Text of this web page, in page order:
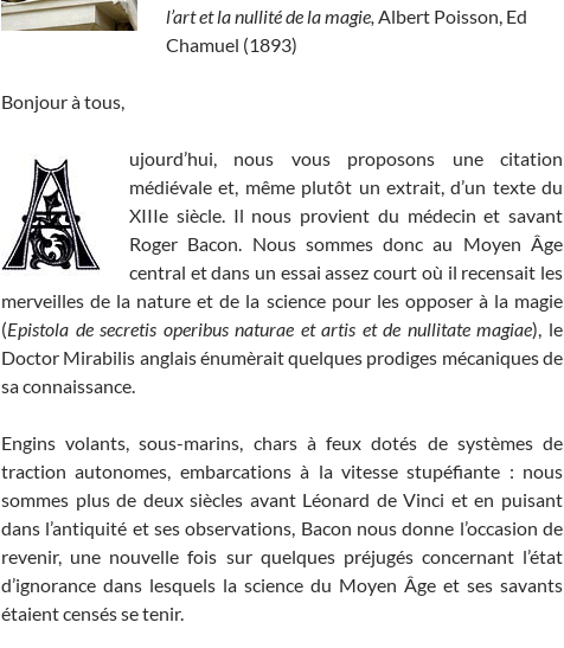
l’art et la nullité de la magie, Albert Poisson, Ed
Chamuel (1893)
Bonjour à tous,
ujourd’hui, nous vous proposons une citation
médiévale et, même plutôt un extrait, d’un texte du
XIIIe siècle. Il nous provient du médecin et savant
Roger Bacon. Nous sommes donc au Moyen Âge
central et dans un essai assez court où il recensait les
merveilles de la nature et de la science pour les opposer à la magie
(Epistola de secretis operibus naturae et artis et de nullitate magiae), le
Doctor Mirabilis anglais énumèrait quelques prodiges mécaniques de
sa connaissance.
Engins volants, sous-marins, chars à feux dotés de systèmes de
traction autonomes, embarcations à la vitesse stupéfiante : nous
sommes plus de deux siècles avant Léonard de Vinci et en puisant
dans l’antiquité et ses observations, Bacon nous donne l’occasion de
revenir, une nouvelle fois sur quelques préjugés concernant l’état
d’ignorance dans lesquels la science du Moyen Âge et ses savants
étaient censés se tenir.